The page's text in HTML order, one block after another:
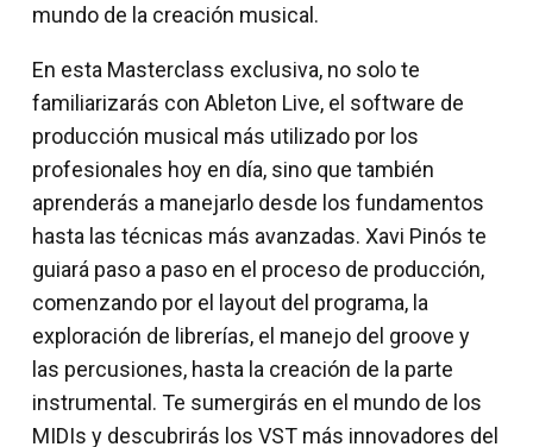
mundo de la creación musical.
En esta Masterclass exclusiva, no solo te
familiarizarás con Ableton Live, el software de
producción musical más utilizado por los
profesionales hoy en día, sino que también
aprenderás a manejarlo desde los fundamentos
hasta las técnicas más avanzadas. Xavi Pinós te
guiará paso a paso en el proceso de producción,
comenzando por el layout del programa, la
exploración de librerías, el manejo del groove y
las percusiones, hasta la creación de la parte
instrumental. Te sumergirás en el mundo de los
MIDIs y descubrirás los VST más innovadores del